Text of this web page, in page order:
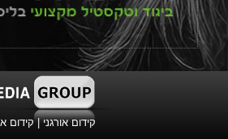
קידום אורגני|קידום